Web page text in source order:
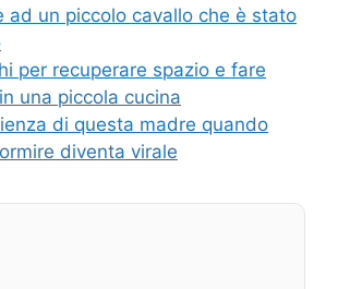
ad un piccolo cavallo che è stato
per recuperare spazio e fare
una piccola cucina
di questa madre quando
diventa virale